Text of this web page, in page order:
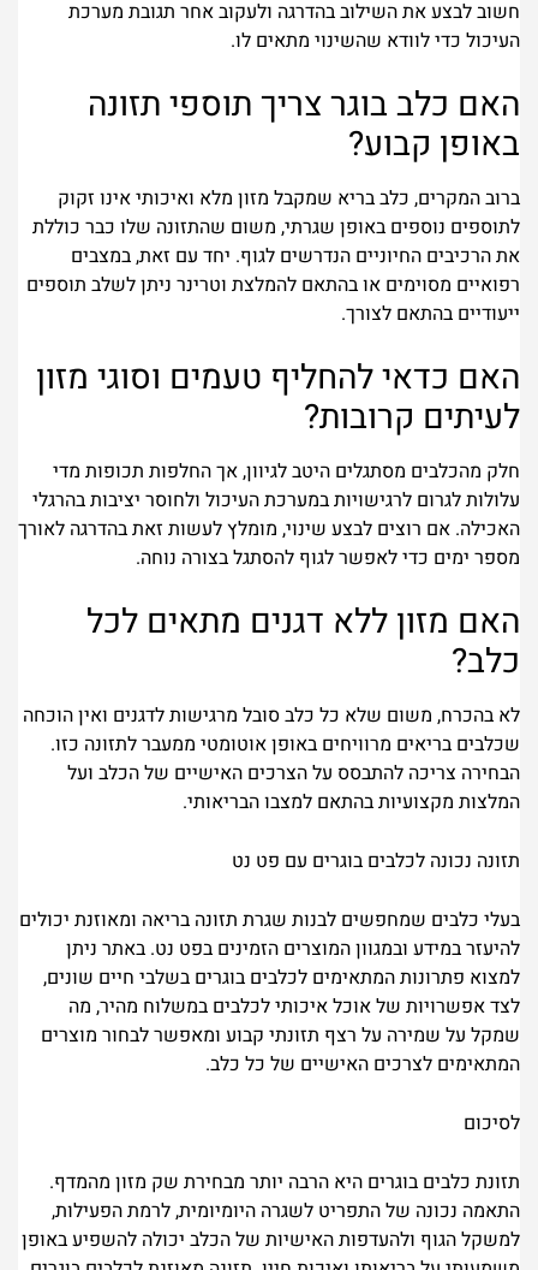
חשוב לבצע את השילוב בהדרגה ולעקוב אחר תגובת מערכת
העיכול כדי לוודא שהשינוי מתאים לו.
האם כלב בוגר צריך תוספי תזונה
באופן קבוע?
ברוב המקרים, כלב בריא שמקבל מזון מלא ואיכותי אינו זקוק
לתוספים נוספים באופן שגרתי, משום שהתזונה שלו כבר כוללת
את הרכיבים החיוניים הנדרשים לגוף. יחד עם זאת, במצבים
רפואיים מסוימים או בהתאם להמלצת וטרינר ניתן לשלב תוספים
ייעודיים בהתאם לצורך.
האם כדאי להחליף טעמים וסוגי מזון
לעיתים קרובות?
חלק מהכלבים מסתגלים היטב לגיוון, אך החלפות תכופות מדי
עלולות לגרום לרגישויות במערכת העיכול ולחוסר יציבות בהרגלי
האכילה. אם רוצים לבצע שינוי, מומלץ לעשות זאת בהדרגה לאורך
מספר ימים כדי לאפשר לגוף להסתגל בצורה נוחה.
האם מזון ללא דגנים מתאים לכל
כלב?
לא בהכרח, משום שלא כל כלב סובל מרגישות לדגנים ואין הוכחה
שכלבים בריאים מרוויחים באופן אוטומטי ממעבר לתזונה כזו.
הבחירה צריכה להתבסס על הצרכים האישיים של הכלב ועל
המלצות מקצועיות בהתאם למצבו הבריאותי.
תזונה נכונה לכלבים בוגרים עם פט נט
בעלי כלבים שמחפשים לבנות שגרת תזונה בריאה ומאוזנת יכולים
להיעזר במידע ובמגוון המוצרים הזמינים בפט נט. באתר ניתן
למצוא פתרונות המתאימים לכלבים בוגרים בשלבי חיים שונים,
לצד אפשרויות של אוכל איכותי לכלבים במשלוח מהיר, מה
שמקל על שמירה על רצף תזונתי קבוע ומאפשר לבחור מוצרים
המתאימים לצרכים האישיים של כל כלב.
לסיכום
תזונת כלבים בוגרים היא הרבה יותר מבחירת שק מזון מהמדף.
התאמה נכונה של התפריט לשגרה היומיומית, לרמת הפעילות,
למשקל הגוף ולהעדפות האישיות של הכלב יכולה להשפיע באופן